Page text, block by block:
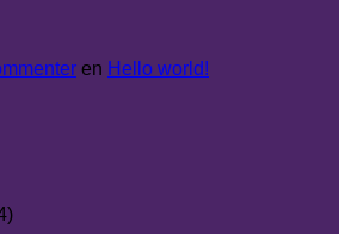
en Hello world!